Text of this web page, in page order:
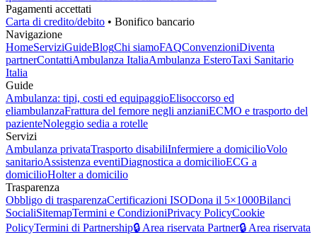
Pagamenti accettati
Carta di credito/debito • Bonifico bancario
Navigazione
HomeServiziGuideBlogChi siamoFAQConvenzioniDiventa
partnerContattiAmbulanza ItaliaAmbulanza EsteroTaxi Sanitario
Italia
Guide
Ambulanza: tipi, costi ed equipaggioElisoccorso ed
eliambulanzaFrattura del femore negli anzianiECMO e trasporto del
pazienteNoleggio sedia a rotelle
Servizi
Ambulanza privataTrasporto disabiliInfermiere a domicilioVolo
sanitarioAssistenza eventiDiagnostica a domicilioECG a
domicilioHolter a domicilio
Trasparenza
Obbligo di trasparenzaCertificazioni ISODona il 5×1000Bilanci
SocialiSitemapTermini e CondizioniPrivacy PolicyCookie
PolicyTermini di Partnership🔒 Area riservata Partner🔒 Area riservata